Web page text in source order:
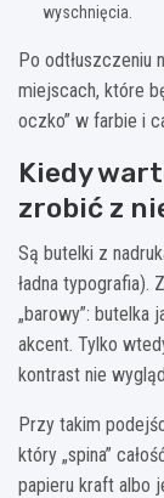
wyschnięcia.
Po odtłuszczeniu
miejscach, które
oczko” w farbie i
Kiedy
zrobić z
Są butelki z
ładna typografia).
„barowy”: butelka
akcent. Tylko
kontrast nie
Przy takim
który „spina”
papieru kraft albo